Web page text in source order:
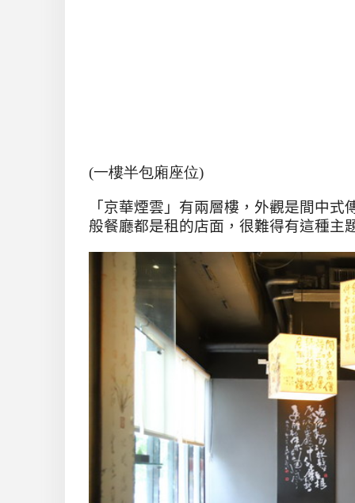
(一樓半包廂座位)
「京華煙雲」有兩層樓，外觀是間中
般餐廳都是租的店面，很難得有這種主